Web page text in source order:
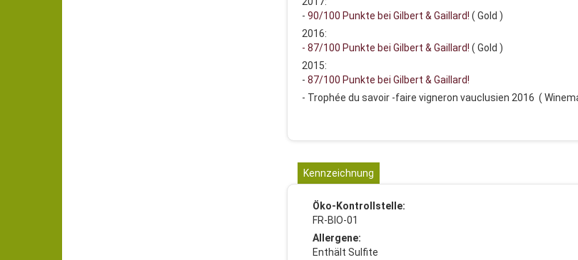
- 90/100 Punkte bei Gilbert & Gaillard! ( Gold )
2016:
- 87/100 Punkte bei Gilbert & Gaillard! ( Gold )
2015:
- 87/100 Punkte bei Gilbert & Gaillard!
- Trophée du savoir -faire vigneron vauclusien 2016 (
Kennzeichnung
Öko-Kontrollstelle:
FR-BIO-01
Allergene:
Enthält Sulfite